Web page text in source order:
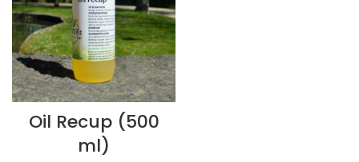
Oil Recup (500
ml)